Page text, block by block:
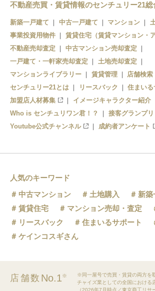
千城台北駅
千城台駅
不動産売買・賃貸情報のセンチュリー21総
新築一戸建て 中古一戸建て マンション
事業投資用物件
賃貸住宅（賃貸マンション・
不動産売却査定
中古マンション売却査定
一戸建て・一軒家売却査定
土地売却査定
マンションライブラリー
賃貸管理
店舗検索
センチュリー21とは
リースバック
住まい
加盟店人材募集
イメージキャラクター紹介
Who is センチュリワン君！？
接客グランプリ
Youtube公式チャンネル
成約者アンケート
人気のキーワード
中古マンション
土地購入
新築
賃貸住宅
マンション売却・査定
リースバック
住まいるサポート
ケインコスギさん
店舗数 No.1※
※同一屋号で売買・賃貸の両方を
チャイズ業としての全国における